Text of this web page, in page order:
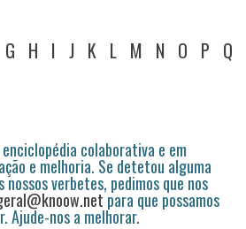
G H I J K L M N O P Q
colaborativa e em
e melhoria. Se detetou alguma
verbetes, pedimos que nos
para que possamos
Ajude-nos a melhorar.